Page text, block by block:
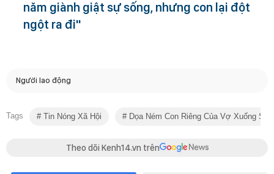
năm giành giật sự sống, nhưng con lại đột
ngột ra đi"
Người lao động
Tags Tin Nóng Xã Hội Dọa Ném Con Riêng Của Vợ Xuống
Theo dõi Kenh14.vn trên